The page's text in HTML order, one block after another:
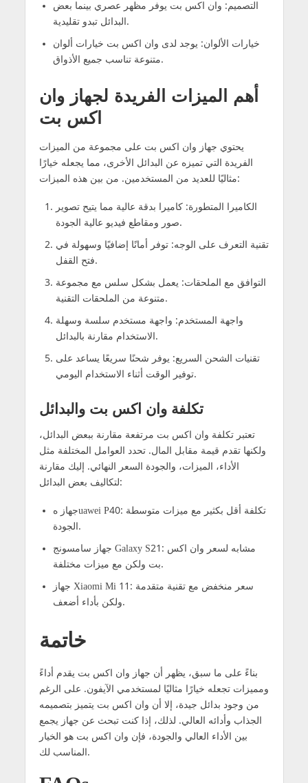
التصميم: وان اكس بت يوفر مظهر عصري بينما بعض
البدائل تبدو تقليدية.
خيارات الألوان: يوجد لدى وان اكس بت خيارات ألوان
متنوعة تناسب جميع الأذواق.
أهم الميزات الفريدة لجهاز وان
اكس بت
يحتوي جهاز وان اكس بت على مجموعة من الميزات
الفريدة التي تميزه عن البدائل الأخرى، مما يجعله خيارًا
مثاليًا للعديد من المستخدمين. من بين هذه الميزات:
الكاميرا المتطورة: كاميرا بدقة عالية مما يتيح تصوير
صور ومقاطع فيديو عالية الجودة.
تقنية التعرف على الوجه: توفر أمانًا إضافيًا وسهولة في
فتح القفل.
التوافق مع الملحقات: يعمل بشكل سلس مع مجموعة
متنوعة من الملحقات التقنية.
واجهة المستخدم: واجهة مستخدم سلسة وسهلة
الاستخدام مقارنة بالبدائل.
تقنيات الشحن السريع: يوفر شحنًا سريعًا يساعد على
توفير الوقت أثناء الاستخدام اليومي.
تكلفة وان اكس بت والبدائل
تعتبر تكلفة وان اكس بت مرتفعة مقارنة ببعض البدائل،
ولكنها تقدم قيمة مقابل المال. تحدد العوامل المختلفة مثل
الأداء، الميزات، والجودة السعر النهائي. إليك مقارنة
لتكاليف بعض البدائل:
جهاز هuawei P40: تكلفة أقل بكثير مع ميزات متوسطة
الجودة.
جهاز سامسونج Galaxy S21: مشابه لسعر وان اكس
بت ولكن مع ميزات مختلفة.
جهاز Xiaomi Mi 11: سعر منخفض مع تقنية متقدمة
ولكن بأداء أضعف.
خاتمة
بناءً على ما سبق، يظهر أن جهاز وان اكس بت يقدم أداءً
ومميزات تجعله خيارًا مثاليًا لمستخدمي الآيفون. على الرغم
من وجود بدائل جيدة، إلا أن وان اكس بت يتميز بتصميمه
الجذاب وأدائه العالي. لذلك، إذا كنت تبحث عن جهاز يجمع
بين الأداء العالي والجودة، فإن وان اكس بت هو الخيار
المناسب لك.